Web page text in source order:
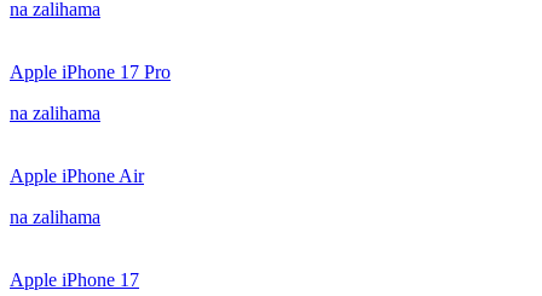
na zalihama
Apple iPhone 17 Pro
na zalihama
Apple iPhone Air
na zalihama
Apple iPhone 17